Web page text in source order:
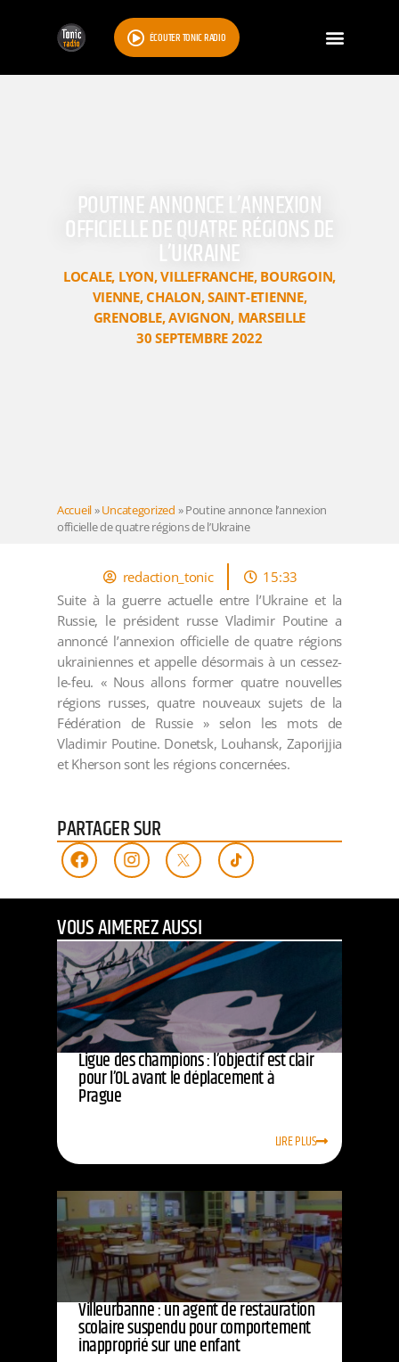
ÉCOUTER TONIC RADIO
POUTINE ANNONCE L’ANNEXION
OFFICIELLE DE QUATRE RÉGIONS DE
L’UKRAINE
LOCALE, LYON,VILLEFRANCHE, BOURGOIN,
VIENNE,CHALON,SAINT-ETIENNE,
GRENOBLE,AVIGNON, MARSEILLE
30 SEPTEMBRE 2022
Accueil»Uncategorized »Poutine annonce l’annexion
officielle de quatre régions de l’Ukraine
redaction_tonic
15:33
Suite à la guerre actuelle entre l’Ukraine et la
Russie, le président russe Vladimir Poutine a
annoncé l’annexion officielle de quatre régions
ukrainiennes et appelle désormais à un cessez-
le-feu. « Nous allons former quatre nouvelles
régions russes, quatre nouveaux sujets de la
Fédération de Russie » selon les mots de
Vladimir Poutine. Donetsk, Louhansk, Zaporijjia
et Kherson sont les régions concernées.
PARTAGER SUR
VOUS AIMEREZ AUSSI
Ligue des champions : l’objectif est clair
pour l’OL avant le déplacement à
Prague
LIRE PLUS
Villeurbanne : un agent de restauration
scolaire suspendu pour comportement
inapproprié sur une enfant